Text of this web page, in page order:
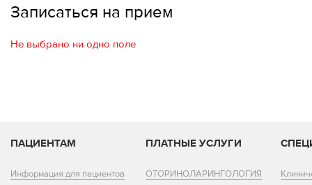
Записаться на прием
Не выбрано ни одно поле
ПАЦИЕНТАМ
Информация для пациентов
ПЛАТНЫЕ УСЛУГИ
ОТОРИНОЛАРИНГОЛОГИЯ